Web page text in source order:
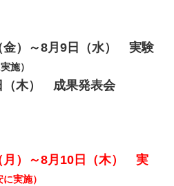
）～8月9日（水） 実験
施）
成果発表会
）～8月10日（木） 実
実施）